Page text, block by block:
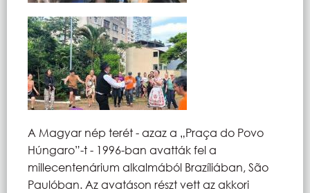
A Magyar nép terét - azaz a „Praça do Povo
Húngaro”-t - 1996-ban avatták fel a
millecentenárium alkalmából Brazíliában, São
Paulóban. Az avatáson részt vett az akkori